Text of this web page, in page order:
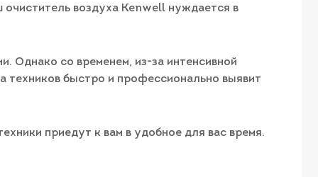
воздуха Kenwell нуждается в
Однако со временем, из-за интенсивной
техников быстро и профессионально выявит
приедут к вам в удобное для вас время.